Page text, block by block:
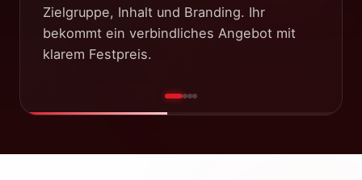
Zielgruppe, Inhalt und Branding. Ihr
bekommt ein verbindliches Angebot mit
klarem Festpreis.